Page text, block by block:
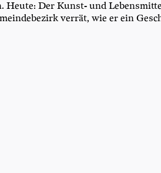
Heu­te: Der Kunst- und
ver­rät, wie er ein